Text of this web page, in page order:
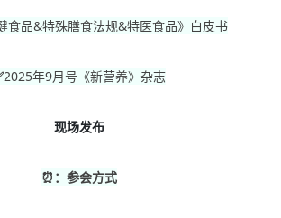
食品&特殊膳食法规&特医食品》白皮书
2025年9月号《新营养》杂志
现场发布
⏰：参会方式